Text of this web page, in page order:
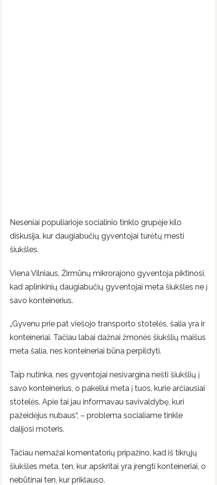
Neseniai populiarioje socialinio tinklo grupėje kilo
diskusija, kur daugiabučių gyventojai turėtų mesti
šiukšles.
Viena Vilniaus, Žirmūnų mikrorajono gyventoja piktinosi,
kad aplinkinių daugiabučių gyventojai meta šiukšles ne į
savo konteinerius.
„Gyvenu prie pat viešojo transporto stotelės, šalia yra ir
konteineriai. Tačiau labai dažnai žmonės šiukšlių maišus
meta šalia, nes konteineriai būna perpildyti.
Taip nutinka, nes gyventojai nesivargina nešti šiukšlių į
savo konteinerius, o pakeliui meta į tuos, kurie arčiausiai
stotelės. Apie tai jau informavau savivaldybę, kuri
pažeidėjus nubaus“, – problema socialiame tinkle
dalijosi moteris.
Tačiau nemažai komentatorių pripažino, kad iš tikrųjų
šiukšles meta, ten, kur apskritai yra įrengti konteineriai, o
nebūtinai ten, kur priklauso.